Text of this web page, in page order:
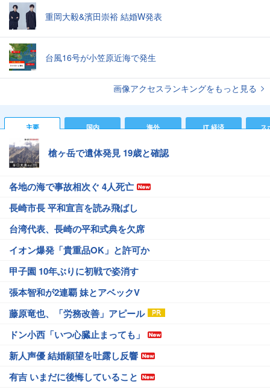
重岡大毅&濱田崇裕 結婚W発表
台風16号が小笠原近海で発生
画像アクセスランキングをもっと見る
主要 国内 海外 IT 経済 ス
槍ヶ岳で遺体発見 19歳と確認
各地の海で事故相次ぐ 4人死亡
長崎市長 平和宣言を読み飛ばし
台湾代表、長崎の平和式典を欠席
イオン爆発「貴重品OK」と許可か
甲子園 10年ぶりに初戦で姿消す
張本智和が2連覇 妹とアベックV
藤原竜也、「労務改善」アピール
ドン小西「いつ心臓止まっても」
新人声優 結婚願望を吐露し反響
有吉 いまだに後悔していること